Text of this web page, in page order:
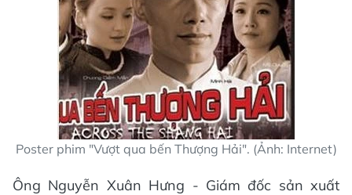
Poster phim "Vượt qua bến Thượng Hải". (Ảnh: Internet)
Ông Nguyễn Xuân Hưng - Giám đốc sản xuất